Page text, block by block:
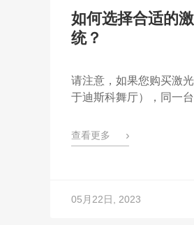
如何选择合适的
统？
请注意，如果您购买激
于迪斯科舞厅），同一
查看更多
05月22日, 2023